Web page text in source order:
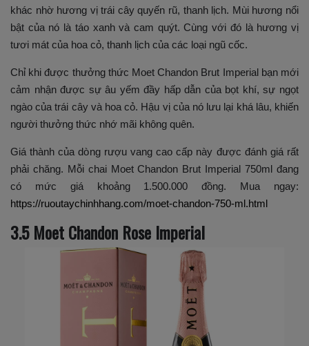
khác nhờ hương vị trái cây quyến rũ, thanh lịch. Mùi hương nổi
bật của nó là táo xanh và cam quýt. Cùng với đó là hương vị
tươi mát của hoa cỏ, thanh lịch của các loại ngũ cốc.
Chỉ khi được thưởng thức Moet Chandon Brut Imperial bạn mới
cảm nhận được sự âu yếm đầy hấp dẫn của bọt khí, sự ngọt
ngào của trái cây và hoa cỏ. Hậu vị của nó lưu lại khá lâu, khiến
người thưởng thức nhớ mãi không quên.
Giá thành của dòng rượu vang cao cấp này được đánh giá rất
phải chăng. Mỗi chai Moet Chandon Brut Imperial 750ml đang
có mức giá khoảng 1.500.000 đồng. Mua ngay:
https://ruoutaychinhhang.com/moet-chandon-750-ml.html
3.5 Moet Chandon Rose Imperial